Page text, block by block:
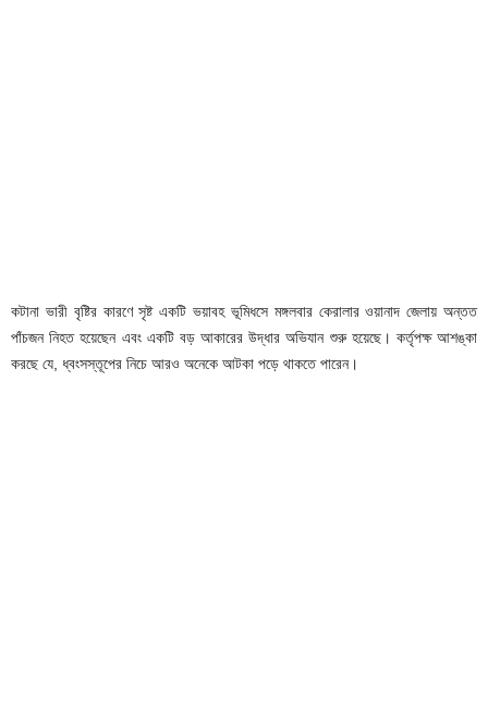
কটানা ভারী বৃষ্টির কারণে সৃষ্ট একটি ভয়াবহ ভূমিধসে মঙ্গলবার কেরালার ওয়ানাদ জেলায় অন্তত
পাঁচজন নিহত হয়েছেন এবং একটি বড় আকারের উদ্ধার অভিযান শুরু হয়েছে। কর্তৃপক্ষ আশঙ্কা
করছে যে, ধ্বংসস্তূপের নিচে আরও অনেকে আটকা পড়ে থাকতে পারেন।